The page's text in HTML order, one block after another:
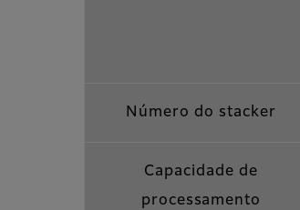
Número do stacker
Capacidade de
processamento